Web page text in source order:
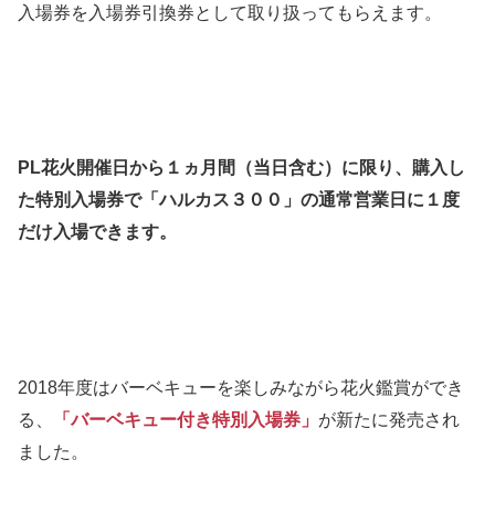
入場券を入場券引換券として取り扱ってもらえます。
PL花火開催日から１ヵ月間（当日含む）に限り、購入し
た特別入場券で「ハルカス３００」の通常営業日に１度
だけ入場できます。
2018年度はバーベキューを楽しみながら花火鑑賞ができ
る、
「バーベキュー付き特別入場券」 が新たに発売され
ました。